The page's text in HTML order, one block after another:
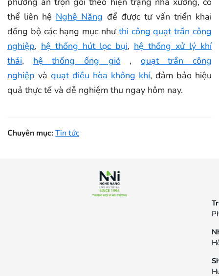
thể liên hệ Nghệ Năng để được tư vấn triển khai
đồng bộ các hạng mục như thi công quạt trần công
nghiệp, hệ thống hút lọc bụi, hệ thống xử lý khí
thải, hệ thống ống gió, quạt trần công
nghiệp và quạt điều hòa không khí, đảm bảo hiệu
quả thực tế và dễ nghiệm thu ngay hôm nay.
Chuyên mục:Tin tức